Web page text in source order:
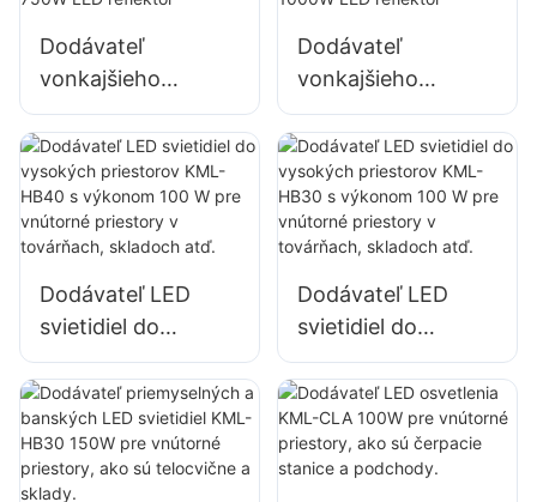
Dodávateľ
vonkajšieho
osvetlenia
prístavných
terminálov a letísk
KML-FL2C 750W
LED reflektor
Dodávateľ
vonkajšieho
osvetlenia
prístavných
terminálov a letísk
KML-FL2C 1000W
LED reflektor
Dodávateľ LED
svietidiel do
vysokých
priestorov KML-
HB40 s výkonom
100 W pre vnútorné
priestory v
Dodávateľ LED
svietidiel do
vysokých
priestorov KML-
HB30 s výkonom
100 W pre vnútorné